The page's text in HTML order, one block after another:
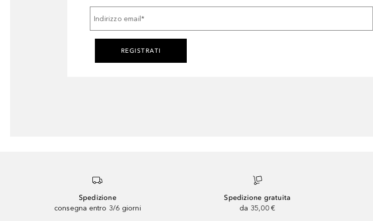
Indirizzo email *
REGISTRATI
Spedizione
consegna entro 3/6 giorni
Spedizione gratuita
da 35,00 €